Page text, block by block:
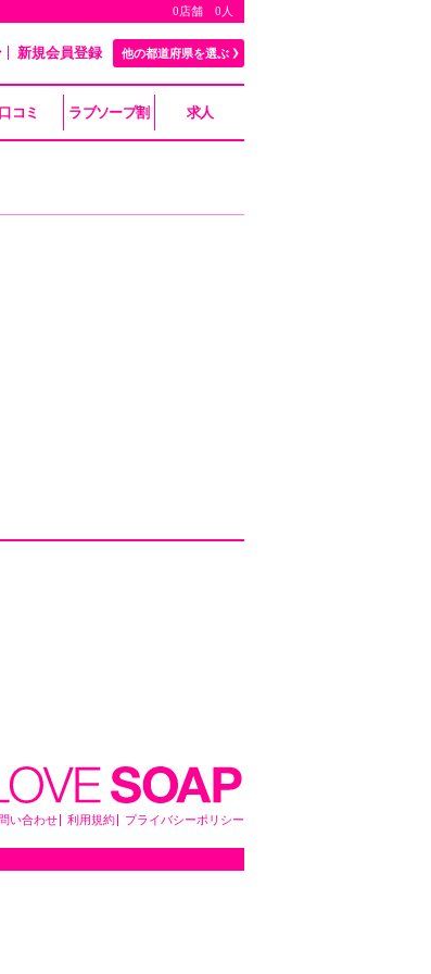
0店舗 0人
新規会員登録 他の都道府県を選ぶ
口コミ ラブソープ割 求人
い合わせ 利用規約 プライバシーポリシー